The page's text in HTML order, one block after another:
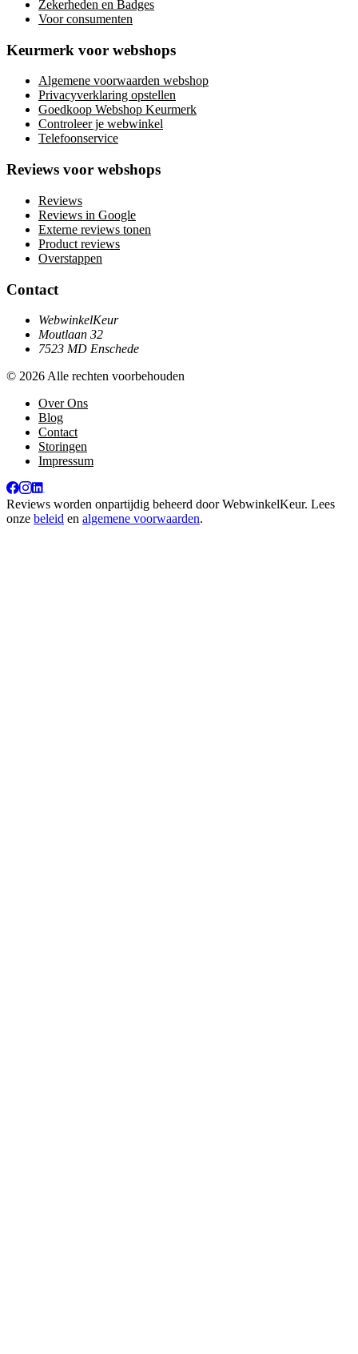
Zekerheden en Badges
Voor consumenten
Keurmerk voor webshops
Algemene voorwaarden webshop
Privacyverklaring opstellen
Goedkoop Webshop Keurmerk
Controleer je webwinkel
Telefoonservice
Reviews voor webshops
Reviews
Reviews in Google
Externe reviews tonen
Product reviews
Overstappen
Contact
WebwinkelKeur
Moutlaan 32
7523 MD Enschede
© 2026 Alle rechten voorbehouden
Over Ons
Blog
Contact
Storingen
Impressum
Reviews worden onpartijdig beheerd doorWebwinkelKeur. Lees
onze beleid en algemene voorwaarden.